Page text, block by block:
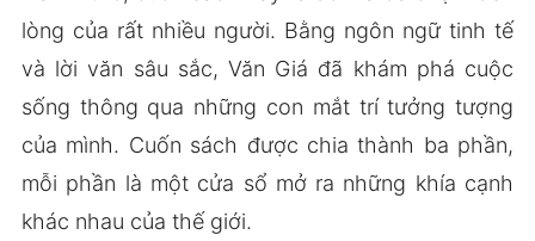
lòng của rất nhiều người. Bằng ngôn ngữ tinh tế
và lời văn sâu sắc, Văn Giá đã khám phá cuộc
sống thông qua những con mắt trí tưởng tượng
của mình. Cuốn sách được chia thành ba phần,
mỗi phần là một cửa sổ mở ra những khía cạnh
khác nhau của thế giới.